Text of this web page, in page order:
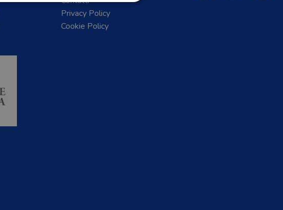
Privacy Policy
Cookie Policy